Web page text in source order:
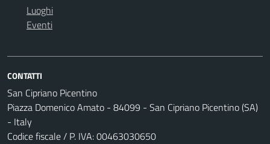
Luoghi
Eventi
CONTATTI
San Cipriano Picentino
Piazza Domenico Amato - 84099 - San Cipriano Picentino (SA)
- Italy
Codice fiscale / P. IVA: 00463030650